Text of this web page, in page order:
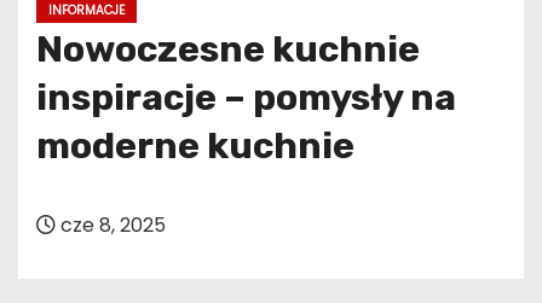
INFORMACJE
Nowoczesne kuchnie
inspiracje – pomysły na
moderne kuchnie
cze 8, 2025